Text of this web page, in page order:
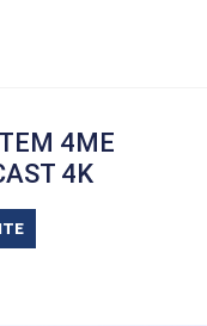
4ME
4K